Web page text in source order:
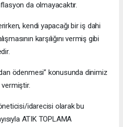
da olmayacaktır.
kendi yapacağı bir iş dahi
karşılığını vermiş gibi
ödenmesi” konusunda dinimiz
idarecisi olarak bu
ATIK TOPLAMA